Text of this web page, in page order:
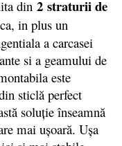
din 2 straturii de
in plus un
a carcasei
si a geamului de
este
sticlă perfect
soluţie înseamnă
mai uşoară. Uşa